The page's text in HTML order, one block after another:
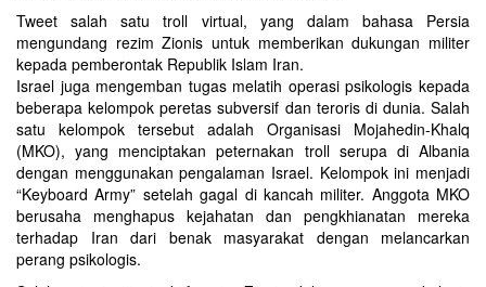
Tweet salah satu troll virtual, yang dalam bahasa Persia
mengundang rezim Zionis untuk memberikan dukungan militer
kepada pemberontak Republik Islam Iran.
Israel juga mengemban tugas melatih operasi psikologis kepada
beberapa kelompok peretas subversif dan teroris di dunia. Salah
satu kelompok tersebut adalah Organisasi Mojahedin-Khalq
(MKO), yang menciptakan peternakan troll serupa di Albania
dengan menggunakan pengalaman Israel. Kelompok ini menjadi
“Keyboard Army” setelah gagal di kancah militer. Anggota MKO
berusaha menghapus kejahatan dan pengkhianatan mereka
terhadap Iran dari benak masyarakat dengan melancarkan
perang psikologis.